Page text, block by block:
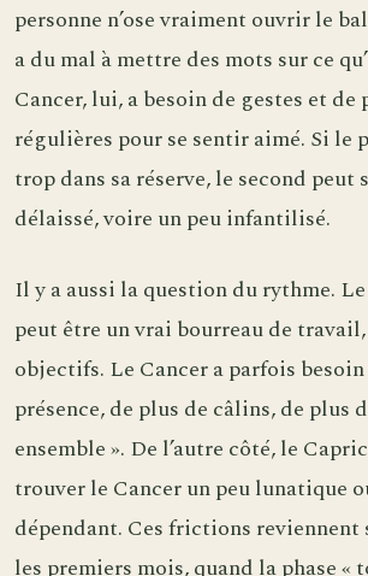
personne n’ose vraiment ouvrir le
a du mal à mettre des mots sur ce
Cancer, lui, a besoin de gestes et de
régulières pour se sentir aimé. Si le
trop dans sa réserve, le second peut
délaissé, voire un peu infantilisé.
Il y a aussi la question du rythme.
peut être un vrai bourreau de travail,
objectifs. Le Cancer a parfois
présence, de plus de câlins, de plus
ensemble ». De l’autre côté, le
trouver le Cancer un peu lunatique
dépendant. Ces frictions reviennent
les premiers mois, quand la phase «